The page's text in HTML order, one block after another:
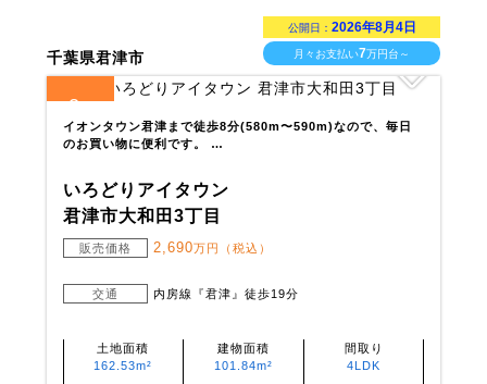
千葉県君津市
公開日： 2026年8月4日
月々お支払い7万円台～
2
イオンタウン君津まで徒歩8分(580m〜590m)なので、毎日
のお買い物に便利です。 …
いろどりアイタウン
君津市大和田3丁目
販売価格 2,690万円（税込）
交通 内房線『君津』徒歩19分
土地面積
162.53m²
建物面積
101.84m²
間取り
4LDK